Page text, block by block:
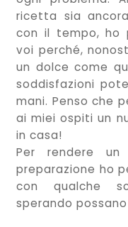
ricetta sia
con il tempo, ho
voi perché,
un dolce come
soddisfazioni
mani. Penso che
ai miei ospiti un
in casa!
Per rendere
preparazione ho
con qualche
sperando